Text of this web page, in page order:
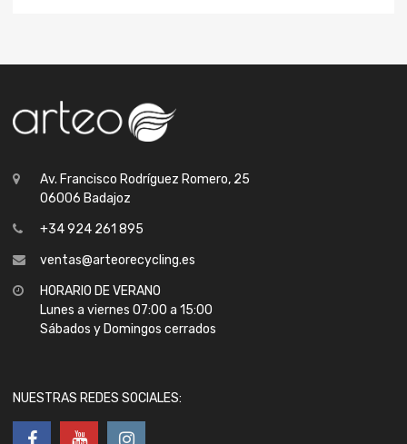
Av. Francisco Rodríguez Romero, 25
06006 Badajoz
+34 924 261 895
ventas@arteorecycling.es
HORARIO DE VERANO
Lunes a viernes 07:00 a 15:00
Sábados y Domingos cerrados
NUESTRAS REDES SOCIALES: